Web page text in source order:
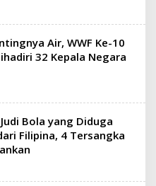
Air, WWF Ke-10
32 Kepala Negara
Bola yang Diduga
Filipina, 4 Tersangka